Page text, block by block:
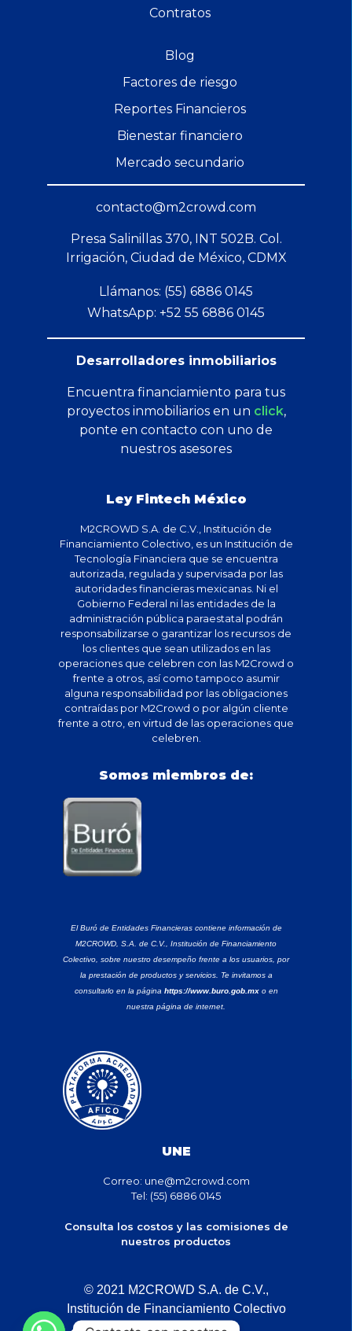
Contratos
Blog
Factores de riesgo
Reportes Financieros
Bienestar financiero
Mercado secundario
contacto@m2crowd.com
Presa Salinillas 370, INT 502B. Col.
Irrigación, Ciudad de México, CDMX
Llámanos: (55) 6886 0145
WhatsApp: +52 55 6886 0145
Desarrolladores inmobiliarios
Encuentra financiamiento para tus
proyectos inmobiliarios en un click,
ponte en contacto con uno de
nuestros asesores
Ley Fintech México
M2CROWD S.A. de C.V., Institución de
Financiamiento Colectivo, es un Institución de
Tecnología Financiera que se encuentra
autorizada, regulada y supervisada por las
autoridades financieras mexicanas. Ni el
Gobierno Federal ni las entidades de la
administración pública paraestatal podrán
responsabilizarse o garantizar los recursos de
los clientes que sean utilizados en las
operaciones que celebren con las M2Crowd o
frente a otros, así como tampoco asumir
alguna responsabilidad por las obligaciones
contraídas por M2Crowd o por algún cliente
frente a otro, en virtud de las operaciones que
celebren.
Somos miembros de:
El Buró de Entidades Financieras contiene información de
M2CROWD, S.A. de C.V., Institución de Financiamiento
Colectivo, sobre nuestro desempeño frente a los usuarios, por
la prestación de productos y servicios. Te invitamos a
consultarlo en la página https://www.buro.gob.mxo en
nuestra página de internet.
UNE
Correo: une@m2crowd.com
Tel: (55) 6886 0145
Consulta los costos y las comisiones de
nuestros productos
© 2021 M2CROWD S.A. de C.V.,
Institución de Financiamiento Colectivo